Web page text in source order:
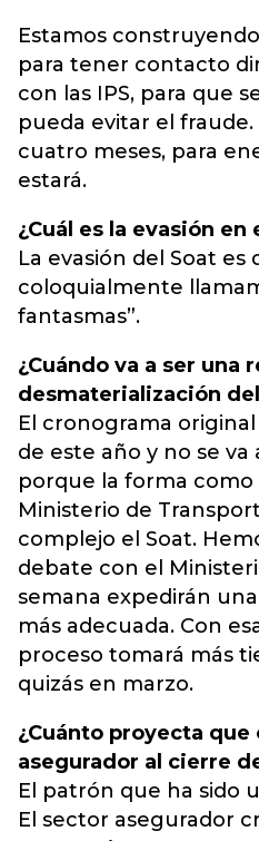
Estamos
para tener contacto
con las IPS, para que
pueda evitar el
cuatro meses, para
estará.
¿Cuál es la evasión en
La evasión del Soat es
coloquialmente
fantasmas”.
¿Cuándo va a ser una
desmaterialización
El cronograma
de este año y no se
porque la forma
Ministerio de
complejo el Soat.
debate con el
semana expedirán
más adecuada. Con
proceso tomará más
quizás en marzo.
¿Cuánto proyecta que
asegurador al cierre
El patrón que ha sido
El sector asegurador